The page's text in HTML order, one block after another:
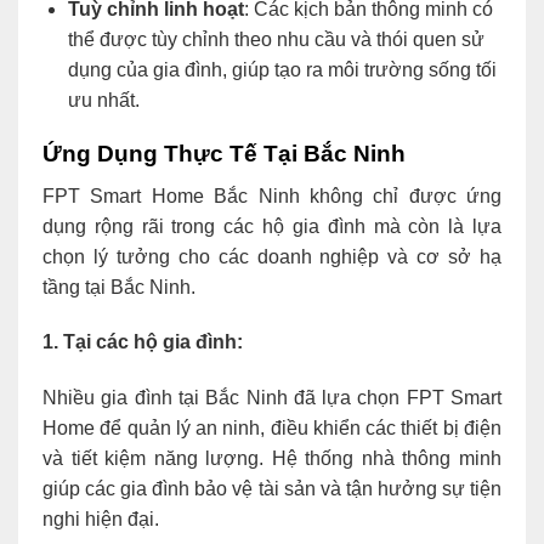
Tuỳ chỉnh linh hoạt: Các kịch bản thông minh có
thể được tùy chỉnh theo nhu cầu và thói quen sử
dụng của gia đình, giúp tạo ra môi trường sống tối
ưu nhất.
Ứng Dụng Thực Tế Tại Bắc Ninh
FPT Smart Home Bắc Ninh không chỉ được ứng
dụng rộng rãi trong các hộ gia đình mà còn là lựa
chọn lý tưởng cho các doanh nghiệp và cơ sở hạ
tầng tại Bắc Ninh.
1. Tại các hộ gia đình:
Nhiều gia đình tại Bắc Ninh đã lựa chọn FPT Smart
Home để quản lý an ninh, điều khiển các thiết bị điện
và tiết kiệm năng lượng. Hệ thống nhà thông minh
giúp các gia đình bảo vệ tài sản và tận hưởng sự tiện
nghi hiện đại.